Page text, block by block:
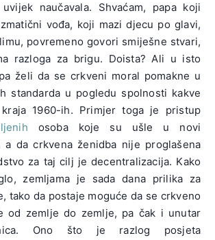
naučavala. Shvaćam, papa koji
vođa, koji mazi djecu po glavi,
povremeno govori smiješne stvari,
razloga za brigu. Doista? Ali u isto
želi da se crkveni moral pomakne u
standarda u pogledu spolnosti kakve
1960-ih. Primjer toga je pristup
osoba koje su ušle u novi
a da crkvena ženidba nije proglašena
za taj cilj je decentralizacija. Kako
zemljama je sada dana prilika za
tako da postaje moguće da se crkveno
od zemlje do zemlje, pa čak i unutar
Ono što je razlog posjeta